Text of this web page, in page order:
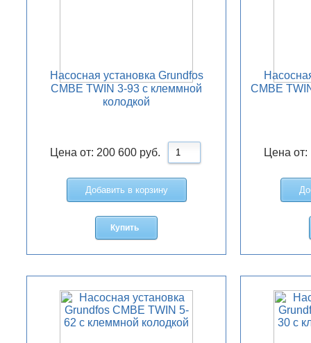
Насосная установка Grundfos
CMBE TWIN 3-93 с клеммной
колодкой
Цена от: 200 600 руб.
Добавить в корзину
Купить
CMBE
Цена от: